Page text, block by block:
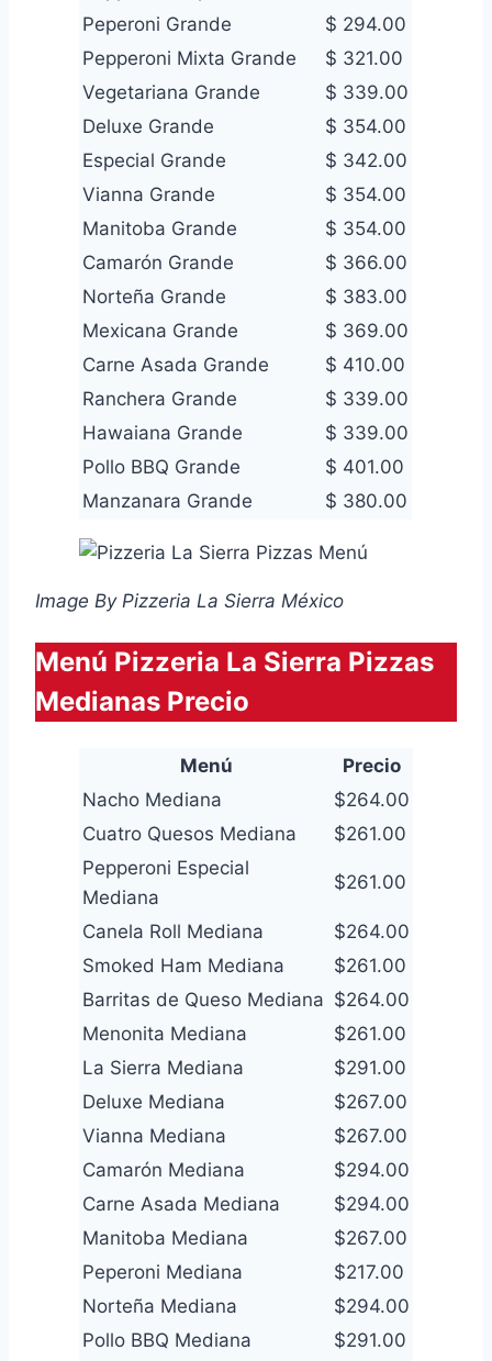
Peperoni Grande
$ 294.00
Pepperoni Mixta Grande
$ 321.00
Vegetariana Grande
$ 339.00
Deluxe Grande
$ 354.00
Especial Grande
$ 342.00
Vianna Grande
$ 354.00
Manitoba Grande
$ 354.00
Camarón Grande
$ 366.00
Norteña Grande
$ 383.00
Mexicana Grande
$ 369.00
Carne Asada Grande
$ 410.00
Ranchera Grande
$ 339.00
Hawaiana Grande
$ 339.00
Pollo BBQ Grande
$ 401.00
Manzanara Grande
$ 380.00
Image By Pizzeria La Sierra México
Menú Pizzeria La Sierra Pizzas
Medianas Precio
Menú
Precio
Nacho Mediana
$264.00
Cuatro Quesos Mediana
$261.00
Pepperoni Especial
Mediana
$261.00
Canela Roll Mediana
$264.00
Smoked Ham Mediana
$261.00
Barritas de Queso Mediana $264.00
Menonita Mediana
$261.00
La Sierra Mediana
$291.00
Deluxe Mediana
$267.00
Vianna Mediana
$267.00
Camarón Mediana
$294.00
Carne Asada Mediana
$294.00
Manitoba Mediana
$267.00
Peperoni Mediana
$217.00
Norteña Mediana
$294.00
Pollo BBQ Mediana
$291.00